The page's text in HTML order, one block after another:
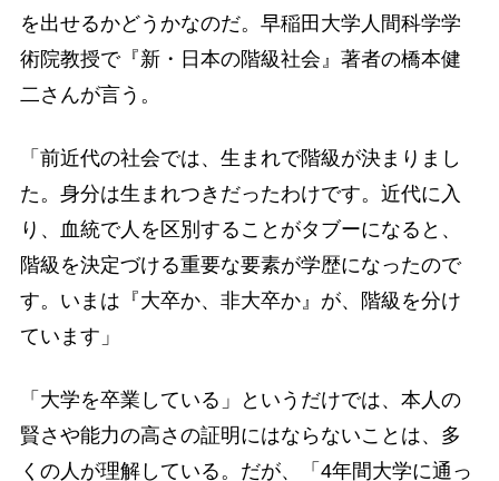
を出せるかどうかなのだ。早稲田大学人間科学学
術院教授で『新・日本の階級社会』著者の橋本健
二さんが言う。
「前近代の社会では、生まれで階級が決まりまし
た。身分は生まれつきだったわけです。近代に入
り、血統で人を区別することがタブーになると、
階級を決定づける重要な要素が学歴になったので
す。いまは『大卒か、非大卒か』が、階級を分け
ています」
「大学を卒業している」というだけでは、本人の
賢さや能力の高さの証明にはならないことは、多
くの人が理解している。だが、「4年間大学に通っ